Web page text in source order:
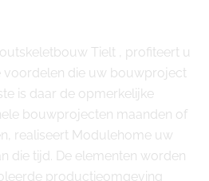
Tielt , profiteert u
voordelen die uw bouwproject
is daar de opmerkelijke
bouwprojecten maanden of
realiseert Modulehome uw
die tijd. De elementen worden
productieomgeving